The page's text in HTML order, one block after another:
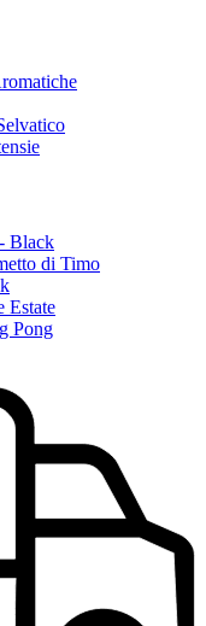
Black
di Timo
Estate
Pong